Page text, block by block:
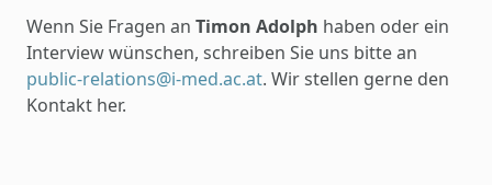
Wenn Sie Fragen an Timon Adolph haben oder ein
Interview wünschen, schreiben Sie uns bitte an
public-relations@i-med.ac.at. Wir stellen gerne den
Kontakt her.